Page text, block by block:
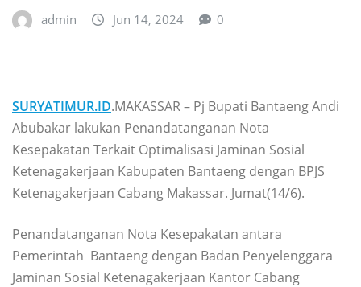
admin Jun 14, 2024 0
SURYATIMUR.ID.MAKASSAR – Pj Bupati Bantaeng Andi
Abubakar lakukan Penandatanganan Nota
Kesepakatan Terkait Optimalisasi Jaminan Sosial
Ketenagakerjaan Kabupaten Bantaeng dengan BPJS
Ketenagakerjaan Cabang Makassar. Jumat(14/6).
Penandatanganan Nota Kesepakatan antara
Pemerintah Bantaeng dengan Badan Penyelenggara
Jaminan Sosial Ketenagakerjaan Kantor Cabang